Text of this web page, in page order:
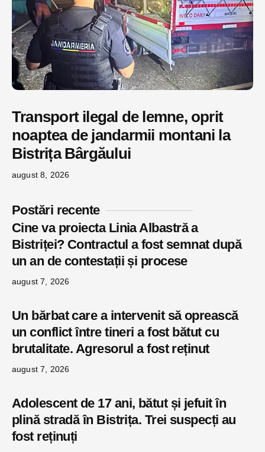
Transport ilegal de lemne, oprit
noaptea de jandarmii montani la
Bistrița Bârgăului
august 8, 2026
Postări recente
Cine va proiecta Linia Albastră a
Bistriței? Contractul a fost semnat după
un an de contestații și procese
august 7, 2026
Un bărbat care a intervenit să oprească
un conflict între tineri a fost bătut cu
brutalitate. Agresorul a fost reținut
august 7, 2026
Adolescent de 17 ani, bătut și jefuit în
plină stradă în Bistrița. Trei suspecți au
fost reținuți